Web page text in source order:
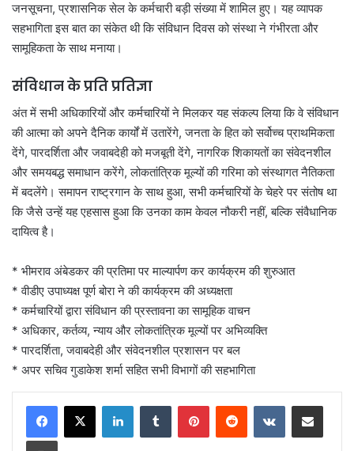
जनसूचना, प्रशासनिक सेल के कर्मचारी बड़ी संख्या में शामिल हुए। यह व्यापक
सहभागिता इस बात का संकेत थी कि संविधान दिवस को संस्था ने गंभीरता और
सामूहिकता के साथ मनाया।
संविधान के प्रति प्रतिज्ञा
अंत में सभी अधिकारियों और कर्मचारियों ने मिलकर यह संकल्प लिया कि वे संविधान
की आत्मा को अपने दैनिक कार्यों में उतारेंगे, जनता के हित को सर्वोच्च प्राथमिकता
देंगे, पारदर्शिता और जवाबदेही को मजबूती देंगे, नागरिक शिकायतों का संवेदनशील
और समयबद्ध समाधान करेंगे, लोकतांत्रिक मूल्यों की गरिमा को संस्थागत नैतिकता
में बदलेंगे। समापन राष्ट्रगान के साथ हुआ, सभी कर्मचारियों के चेहरे पर संतोष था
कि जैसे उन्हें यह एहसास हुआ कि उनका काम केवल नौकरी नहीं, बल्कि संवैधानिक
दायित्व है।
* भीमराव अंबेडकर की प्रतिमा पर माल्यार्पण कर कार्यक्रम की शुरुआत
* वीडीए उपाध्यक्ष पूर्ण बोरा ने की कार्यक्रम की अध्यक्षता
* कर्मचारियों द्वारा संविधान की प्रस्तावना का सामूहिक वाचन
* अधिकार, कर्तव्य, न्याय और लोकतांत्रिक मूल्यों पर अभिव्यक्ति
* पारदर्शिता, जवाबदेही और संवेदनशील प्रशासन पर बल
* अपर सचिव गुडाकेश शर्मा सहित सभी विभागों की सहभागिता
LinkedInTumblr PinterestReddit VKontakteShare via Email
Print